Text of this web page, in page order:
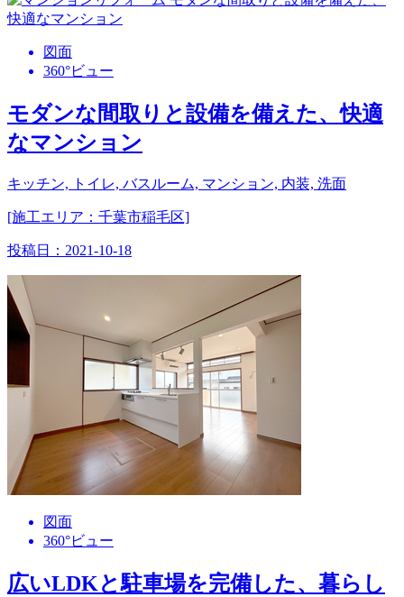
図面
360°ビュー
モダンな間取りと設備を備えた、快適
なマンション
キッチン, トイレ, バスルーム, マンション, 内装, 洗面
[施工エリア：千葉市稲毛区]
投稿日： 2021-10-18
図面
360°ビュー
広いLDKと駐車場を完備した、暮らし